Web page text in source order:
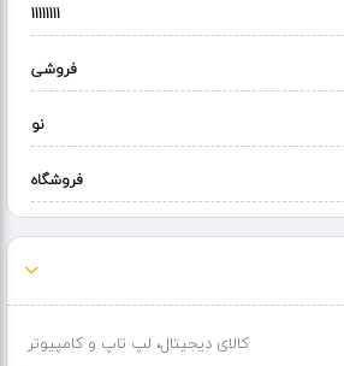
11111111
فروشی
نو
فروشگاه
کالای دیجیتال، لپ تاپ و کامپیوتر